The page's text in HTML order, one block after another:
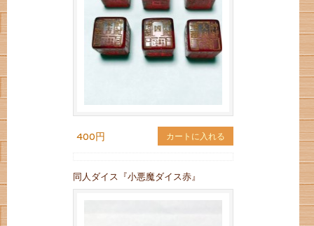
400円 カートに入れる
同人ダイス『小悪魔ダイス赤』